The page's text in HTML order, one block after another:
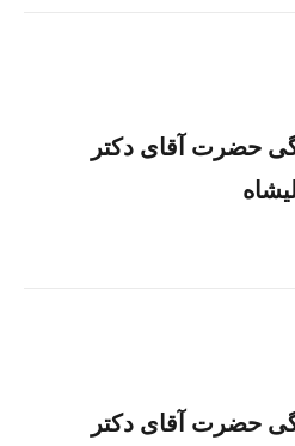
حضرت آقای دکتر
حضرت آقای دکتر